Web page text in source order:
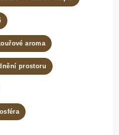
aroma
prostoru